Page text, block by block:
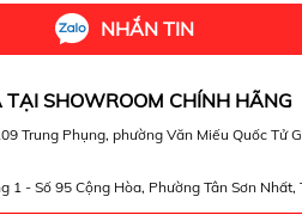
NHẮN TIN
TẠI SHOWROOM CHÍNH HÃNG
Trung Phụng, phường Văn Miếu Quốc Tử
1 - Số 95 Cộng Hòa, Phường Tân Sơn Nhất,